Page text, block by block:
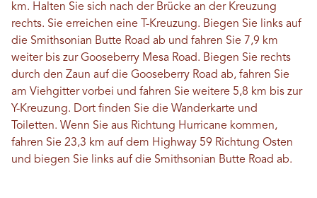
km. Halten Sie sich nach der Brücke an der Kreuzung
rechts. Sie erreichen eine T-Kreuzung. Biegen Sie links auf
die Smithsonian Butte Road ab und fahren Sie 7,9 km
weiter bis zur Gooseberry Mesa Road. Biegen Sie rechts
durch den Zaun auf die Gooseberry Road ab, fahren Sie
am Viehgitter vorbei und fahren Sie weitere 5,8 km bis zur
Y-Kreuzung. Dort finden Sie die Wanderkarte und
Toiletten. Wenn Sie aus Richtung Hurricane kommen,
fahren Sie 23,3 km auf dem Highway 59 Richtung Osten
und biegen Sie links auf die Smithsonian Butte Road ab.